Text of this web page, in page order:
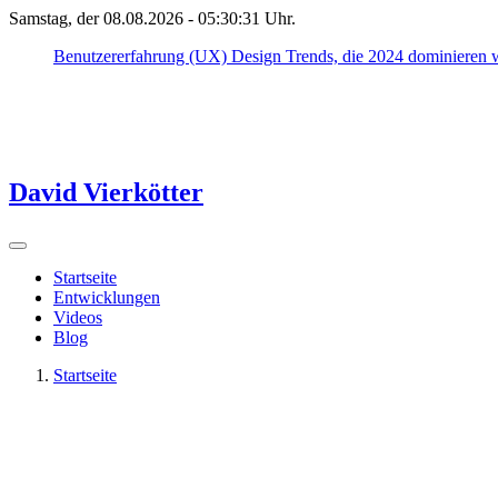
Samstag, der 08.08.2026 - 05:30:31 Uhr.
Benutzererfahrung (UX) Design Trends, die 2024 dominieren
David Vierkötter
Startseite
Entwicklungen
Videos
Blog
Startseite